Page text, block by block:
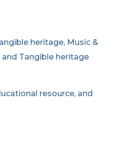
heritage, Music &
Tangible heritage
resource, and